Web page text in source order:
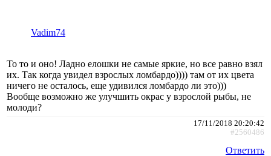
Vadim74
То то и оно! Ладно елошки не самые яркие, но все равно взял
их. Так когда увидел взрослых ломбардо)))) там от их цвета
ничего не осталось, еще удивился ломбардо ли это)))
Вообще возможно же улучшить окрас у взрослой рыбы, не
молоди?
17/11/2018 20:20:42
#2560486
Ответить